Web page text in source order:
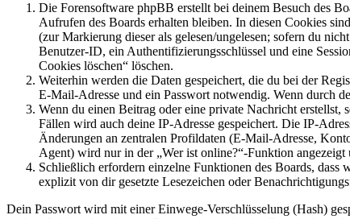
Die Forensoftware phpBB erstellt bei deinem Besuch des
Aufrufen des Boards erhalten bleiben. In diesen Cookies
(zur Markierung dieser als gelesen/ungelesen; sofern du
Benutzer-ID, ein Authentifizierungsschlüssel und eine
Cookies löschen“ löschen.
Weiterhin werden die Daten gespeichert, die du bei der
E-Mail-Adresse und ein Passwort notwendig. Wenn durch
Wenn du einen Beitrag oder eine private Nachricht erstellst,
Fällen wird auch deine IP-Adresse gespeichert. Die IP-
Änderungen an zentralen Profildaten (E-Mail-Adresse,
Agent) wird nur in der „Wer ist online?“-Funktion angezeigt
Schließlich erfordern einzelne Funktionen des Boards, dass
explizit von dir gesetzte Lesezeichen oder
Dein Passwort wird mit einer Einwege-Verschlüsselung (Hash)